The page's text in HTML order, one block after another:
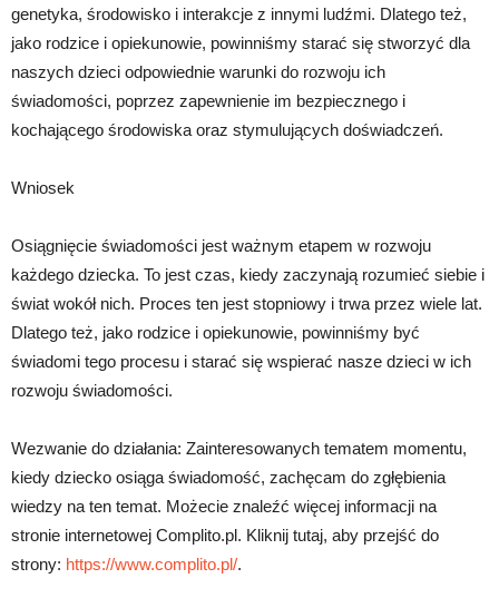
genetyka, środowisko i interakcje z innymi ludźmi. Dlatego też,
jako rodzice i opiekunowie, powinniśmy starać się stworzyć dla
naszych dzieci odpowiednie warunki do rozwoju ich
świadomości, poprzez zapewnienie im bezpiecznego i
kochającego środowiska oraz stymulujących doświadczeń.
Wniosek
Osiągnięcie świadomości jest ważnym etapem w rozwoju
każdego dziecka. To jest czas, kiedy zaczynają rozumieć siebie i
świat wokół nich. Proces ten jest stopniowy i trwa przez wiele lat.
Dlatego też, jako rodzice i opiekunowie, powinniśmy być
świadomi tego procesu i starać się wspierać nasze dzieci w ich
rozwoju świadomości.
Wezwanie do działania: Zainteresowanych tematem momentu,
kiedy dziecko osiąga świadomość, zachęcam do zgłębienia
wiedzy na ten temat. Możecie znaleźć więcej informacji na
stronie internetowej Complito.pl. Kliknij tutaj, aby przejść do
strony: https://www.complito.pl/.